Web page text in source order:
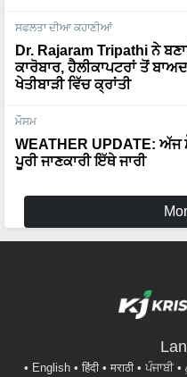
ਸਫਲਤਾ ਦੀਆ ਕਹਾਣੀਆਂ
Dr. Rajaram Tripathi ਨੇ
ਕਾਰੋਬਾਰ, ਹੈਲੀਕਾਪਟਰਾਂ ਤੋਂ
ਖੇਤੀਬਾੜੀ ਵਿੱਚ ਕ੍ਰਾਂਤੀ
ਮੌਸਮ
WEATHER UPDATE: ਅੱਜ
ਪੂਰੀ ਜਾਣਕਾਰੀ ਇੱਥੇ ਜਾਰੀ
English हिंदी मराठी ਪੰਜਾਬੀ